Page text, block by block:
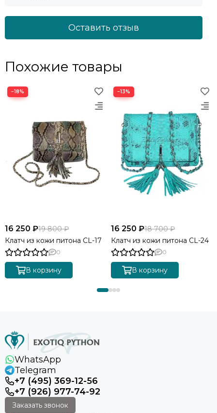
Оставить отзыв
Похожие товары
−18%
16 250 ₽19 800 ₽
Клатч из кожи питона CL-17
0
В корзину
−13%
16 250 ₽18 700 ₽
Клатч из кожи питона CL-24
0
В корзину
WhatsApp
Telegram
+7 (495) 369-12-56
+7 (926) 977-74-92
Заказать звонок